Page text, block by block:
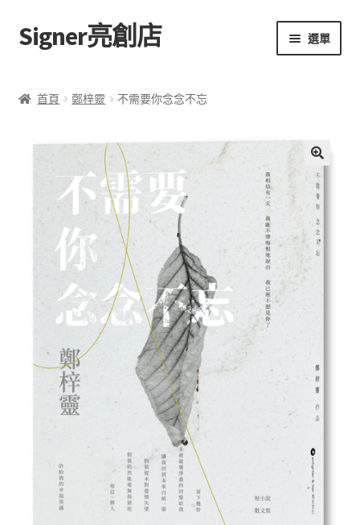
跳
至
覽
跳
至
要
Signer亮創店 選單
學校選書（小學）
學校選書（中學）
「此時此地 看見亮光」2025特展
網上書店
聯絡我們+郵費
海外訂購書籍
首頁 鄭梓靈 不需要你念念不忘
🔍